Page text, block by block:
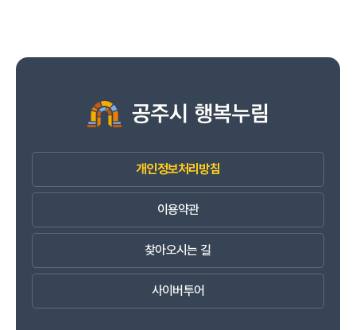
개인정보처리방침
이용약관
찾아오시는 길
사이버투어